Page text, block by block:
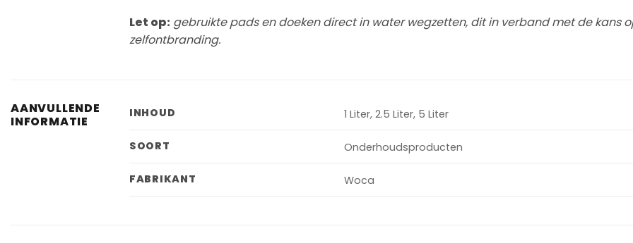
Let op: gebruikte pads en doeken direct in water wegzetten, dit in verband met de kans
zelfontbranding.
AANVULLENDE
INFORMATIE
INHOUD 1 Liter, 2.5 Liter, 5 Liter
SOORT Onderhoudsproducten
FABRIKANT Woca